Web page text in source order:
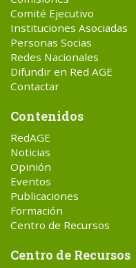
Comité Ejecutivo
Instituciones Asociadas
Personas Socias
Redes Nacionales
Difundir en Red AGE
Contactar
Contenidos
RedAGE
Noticias
Opinión
Eventos
Publicaciones
Formación
Centro de Recursos
Centro de Recursos